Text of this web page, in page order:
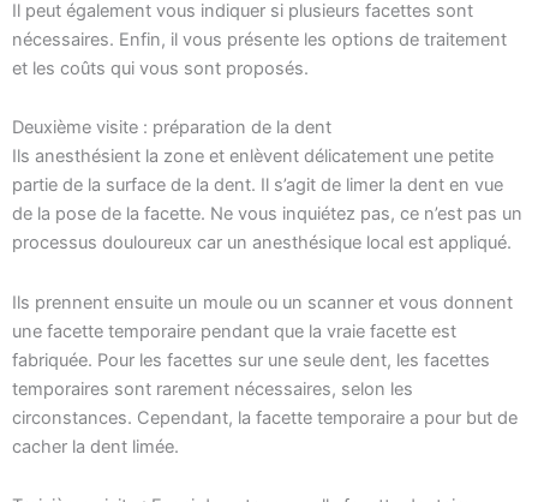
Il peut également vous indiquer si plusieurs facettes sont
nécessaires. Enfin, il vous présente les options de traitement
et les coûts qui vous sont proposés.
Deuxième visite : préparation de la dent
Ils anesthésient la zone et enlèvent délicatement une petite
partie de la surface de la dent. Il s’agit de limer la dent en vue
de la pose de la facette. Ne vous inquiétez pas, ce n’est pas un
processus douloureux car un anesthésique local est appliqué.
Ils prennent ensuite un moule ou un scanner et vous donnent
une facette temporaire pendant que la vraie facette est
fabriquée. Pour les facettes sur une seule dent, les facettes
temporaires sont rarement nécessaires, selon les
circonstances. Cependant, la facette temporaire a pour but de
cacher la dent limée.